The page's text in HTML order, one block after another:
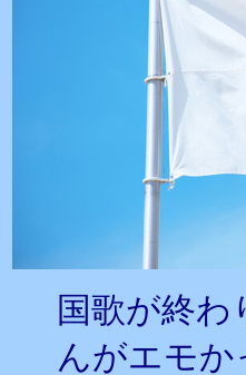
国歌が終
んがエモか